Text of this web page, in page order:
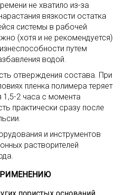
не хватило из-за
вязкости остатка
системы в рабочей
(хотя и не рекомендуется)
путем
водой.
отверждения состава. При
пленка полимера теряет
1,5-2 часа с момента
практически сразу после
и инструментов
растворителей